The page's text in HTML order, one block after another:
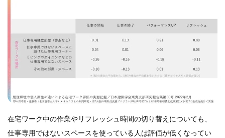
在宅ワーク中の作業やリフレッシュ時間の切り替えについても、
仕事専用ではないスペースを使っている人は評価が低くなってい